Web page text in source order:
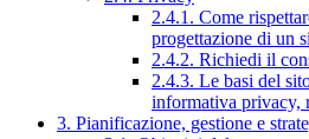
2.4.1. Come
progettazione di un
2.4.2. Richiedi il
2.4.3. Le basi del
informativa privacy,
3. Pianificazione, gestione e